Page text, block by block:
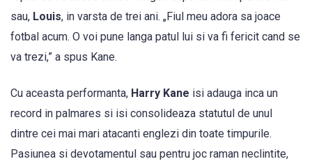
sau, Louis, in varsta de trei ani. „Fiul meu adora sa joace
fotbal acum. O voi pune langa patul lui si va fi fericit cand se
va trezi,” a spus Kane.
Cu aceasta performanta, Harry Kane isi adauga inca un
record in palmares si isi consolideaza statutul de unul
dintre cei mai mari atacanti englezi din toate timpurile.
Pasiunea si devotamentul sau pentru joc raman neclintite,